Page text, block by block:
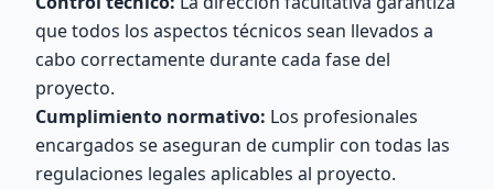
que todos los aspectos técnicos sean llevados a
cabo correctamente durante cada fase del
proyecto.
Cumplimiento normativo: Los profesionales
encargados se aseguran de cumplir con todas las
regulaciones legales aplicables al proyecto.